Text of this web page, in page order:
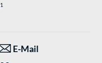
1
E-Mail